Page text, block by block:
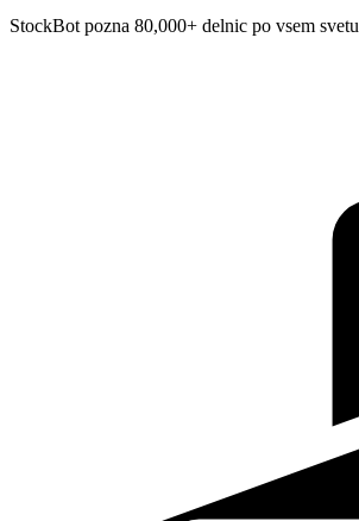
StockBot pozna 80,000+ delnic po vsem svetu